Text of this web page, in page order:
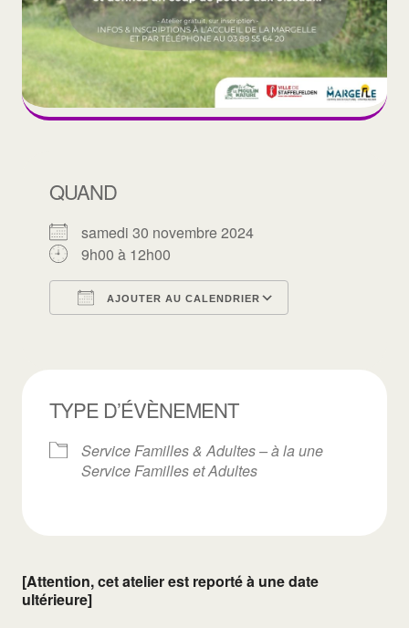
QUAND
samedi 30 novembre 2024
9h00 à 12h00
AJOUTER AU CALENDRIER
TYPE D’ÉVÈNEMENT
Service Familles & Adultes – à la une
Service Familles et Adultes
[Attention, cet atelier est reporté à une date
ultérieure]